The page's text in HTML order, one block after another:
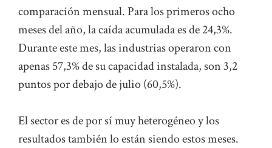
comparación mensual. Para los primeros ocho
meses del año, la caída acumulada es de 24,3%.
Durante este mes, las industrias operaron con
apenas 57,3% de su capacidad instalada, son 3,2
puntos por debajo de julio (60,5%).
El sector es de por sí muy heterogéneo y los
resultados también lo están siendo estos meses.